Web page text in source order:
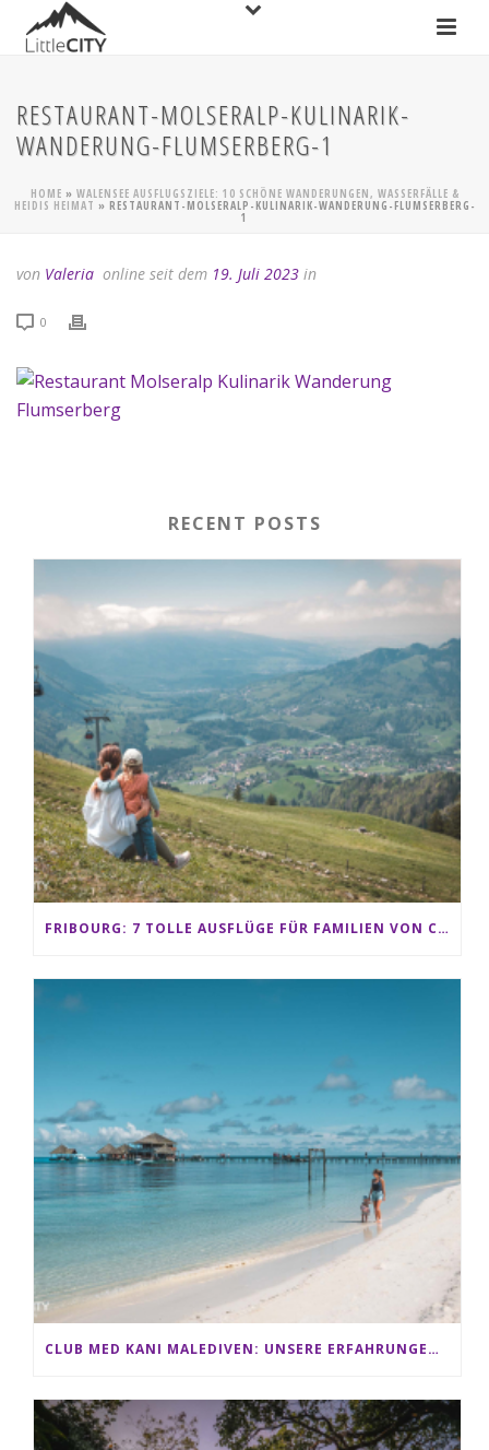
RESTAURANT-MOLSERALP-KULINARIK-
WANDERUNG-FLUMSERBERG-1
HOME » WALENSEE AUSFLUGSZIELE: 10 SCHÖNE WANDERUNGEN, WASSERFÄLLE &
HEIDIS HEIMAT » RESTAURANT-MOLSERALP-KULINARIK-WANDERUNG-FLUMSERBERG-
1
von Valeria online seit dem 19. Juli 2023 in
0
RECENT POSTS
FRIBOURG: 7 TOLLE AUSFLÜGE FÜR FAMILIEN VON CHARMEY BIS LES PACCOTS
CLUB MED KANI MALEDIVEN: UNSERE ERFAHRUNGEN IM ALL-INCLUSIVE PARADIES